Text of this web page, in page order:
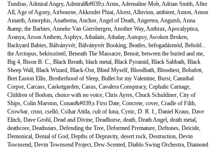
Tundras,Admiral Angry,Admiral&#039;s Arms,Adrenaline Mob,Adrian Smith,After
All,Age of Agony,Airbourne,Akkezdet Phiai,Alcest,Alluvion, ambient,Amon,Amon
Amarth,Amorphis,Anathema,Anchor,Angel of Death,Angertea,Anguish,Anna
&amp; the Barbies,Anneke Van Giersbergen,Another Way,Anthrax,Apocalyptica,
Aranya,Arson Anthem,Asphyx,Athalaiis,Athalay,Autopsy,Awoken Broken,
Backyard Babies, Bálványvér, Bálványvér Booking, Beatles, befogadásmód, Behold...
the Arctopus, beköszöntő, Beneath The Massacre, Benoit, between the buried and me,
Big 4, Bison B. C., Black Breath, black metal, Black Pyramid, Black Sabbath, Black
Sheep Wall, Black Wizard, Black-Out, Blind Myself, Bloodbath, Bloodiest, Bobafett,
Bret Easton Ellis, Brotherhood of Sleep, Bullet for my Valentine, Burst, Cannibal
Corpse, Carcass, Casketgarden, Casus, Cavalera Conspiracy, Cephalic Carnage,
Children of Bodom, choice with no voice, Chris Ayres, Chuck Schuldiner, City of
Ships, Colin Marston, Conan&#039;s First Date, Concrete, cover, Cradle of Filth,
Crowbar, crust, cselló, Csihar Attila, cult of luna, Cynic, D. R. I., Daniel Kraus, Dave
Elitch, Dave Grohl, Dead and Divine, Deadhorse, death, Death Angel, death metal,
deathcore, Deathstars, Defending the Tree, Deformed Premature, Deftones, Deicide,
Demonical, Denial of God, Depths of Depravity, desert rock, Destruction, Devin
Townsend, Devin Townsend Project, Dew-Scented, Diablo Swing Orchestra, Diamond